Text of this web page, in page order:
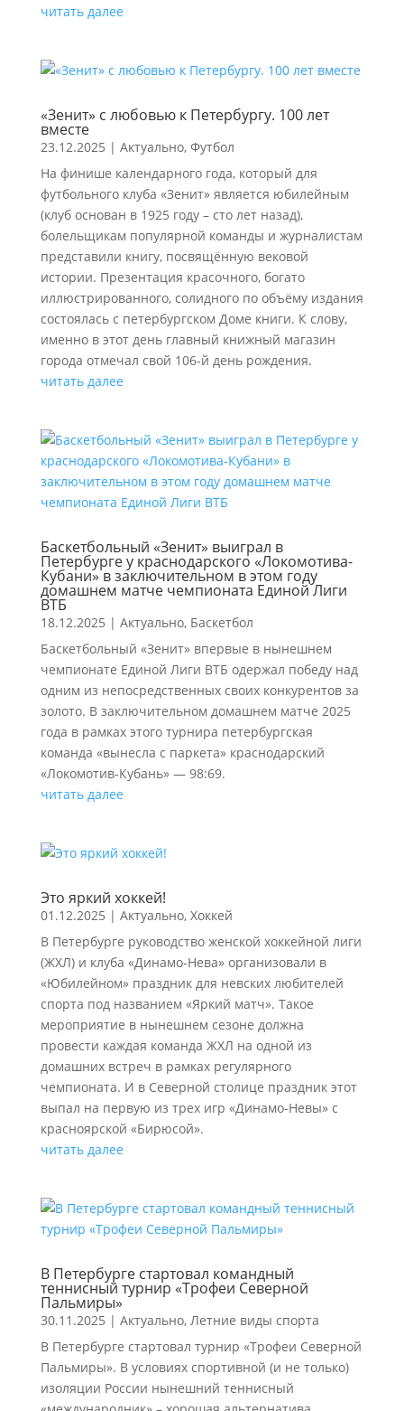
читать далее
«Зенит» с любовью к Петербургу. 100 лет
вместе
23.12.2025 | Актуально, Футбол
На финише календарного года, который для
футбольного клуба «Зенит» является юбилейным
(клуб основан в 1925 году – сто лет назад),
болельщикам популярной команды и журналистам
представили книгу, посвящённую вековой
истории. Презентация красочного, богато
иллюстрированного, солидного по объёму издания
состоялась с петербургском Доме книги. К слову,
именно в этот день главный книжный магазин
города отмечал свой 106-й день рождения.
читать далее
Баскетбольный «Зенит» выиграл в
Петербурге у краснодарского «Локомотива-
Кубани» в заключительном в этом году
домашнем матче чемпионата Единой Лиги
ВТБ
18.12.2025 | Актуально, Баскетбол
Баскетбольный «Зенит» впервые в нынешнем
чемпионате Единой Лиги ВТБ одержал победу над
одним из непосредственных своих конкурентов за
золото. В заключительном домашнем матче 2025
года в рамках этого турнира петербургская
команда «вынесла с паркета» краснодарский
«Локомотив-Кубань» — 98:69.
читать далее
Это яркий хоккей!
01.12.2025 | Актуально, Хоккей
В Петербурге руководство женской хоккейной лиги
(ЖХЛ) и клуба «Динамо-Нева» организовали в
«Юбилейном» праздник для невских любителей
спорта под названием «Яркий матч». Такое
мероприятие в нынешнем сезоне должна
провести каждая команда ЖХЛ на одной из
домашних встреч в рамках регулярного
чемпионата. И в Северной столице праздник этот
выпал на первую из трех игр «Динамо-Невы» с
красноярской «Бирюсой».
читать далее
В Петербурге стартовал командный
теннисный турнир «Трофеи Северной
Пальмиры»
30.11.2025 | Актуально, Летние виды спорта
В Петербурге стартовал турнир «Трофеи Северной
Пальмиры». В условиях спортивной (и не только)
изоляции России нынешний теннисный